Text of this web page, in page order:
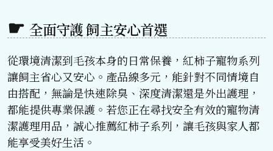
全面守護 飼主安心首選
從環境清潔到毛孩本身的日常保養，紅柿子寵物系列
讓飼主省心又安心。產品線多元，能針對不同情境自
由搭配，無論是快速除臭、深度清潔還是外出護理，
都能提供專業保護。若您正在尋找安全有效的寵物清
潔護理用品，誠心推薦紅柿子系列，讓毛孩與家人都
能享受美好生活。